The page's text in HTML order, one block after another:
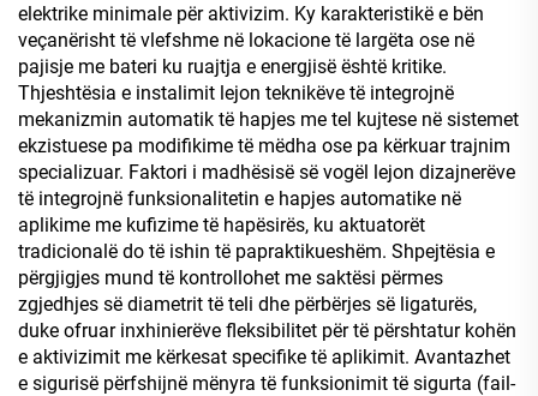
elektrike minimale për aktivizim. Ky karakteristikë e bën
veçanërisht të vlefshme në lokacione të largëta ose në
pajisje me bateri ku ruajtja e energjisë është kritike.
Thjeshtësia e instalimit lejon teknikëve të integrojnë
mekanizmin automatik të hapjes me tel kujtese në sistemet
ekzistuese pa modifikime të mëdha ose pa kërkuar trajnim
specializuar. Faktori i madhësisë së vogël lejon dizajnerëve
të integrojnë funksionalitetin e hapjes automatike në
aplikime me kufizime të hapësirës, ku aktuatorët
tradicionalë do të ishin të papraktikueshëm. Shpejtësia e
përgjigjes mund të kontrollohet me saktësi përmes
zgjedhjes së diametrit të teli dhe përbërjes së ligaturës,
duke ofruar inxhinierëve fleksibilitet për të përshtatur kohën
e aktivizimit me kërkesat specifike të aplikimit. Avantazhet
e sigurisë përfshijnë mënyra të funksionimit të sigurta (fail-